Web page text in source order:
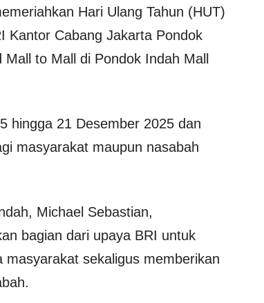
Hari Ulang Tahun (HUT)
Kantor Cabang Jakarta Pondok
to Mall di Pondok Indah Mall
hingga 21 Desember 2025 dan
masyarakat maupun nasabah
Michael Sebastian,
bagian dari upaya BRI untuk
sekaligus memberikan